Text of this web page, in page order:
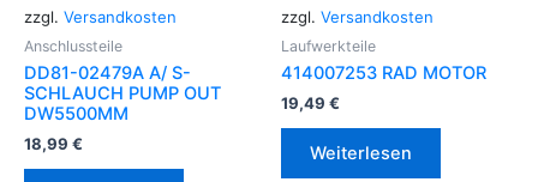
zzgl. Versandkosten
Anschlussteile
DD81-02479A A/ S-
SCHLAUCH PUMP OUT
DW5500MM
18,99 €
zzgl. Versandkosten
Laufwerkteile
414007253 RAD MOTOR
19,49 €
Weiterlesen